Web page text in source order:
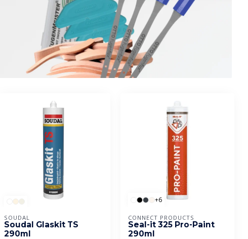
SOUDAL
Soudal Glaskit TS
290ml
+6
CONNECT PRODUCTS
Seal-it 325 Pro-Paint
290ml